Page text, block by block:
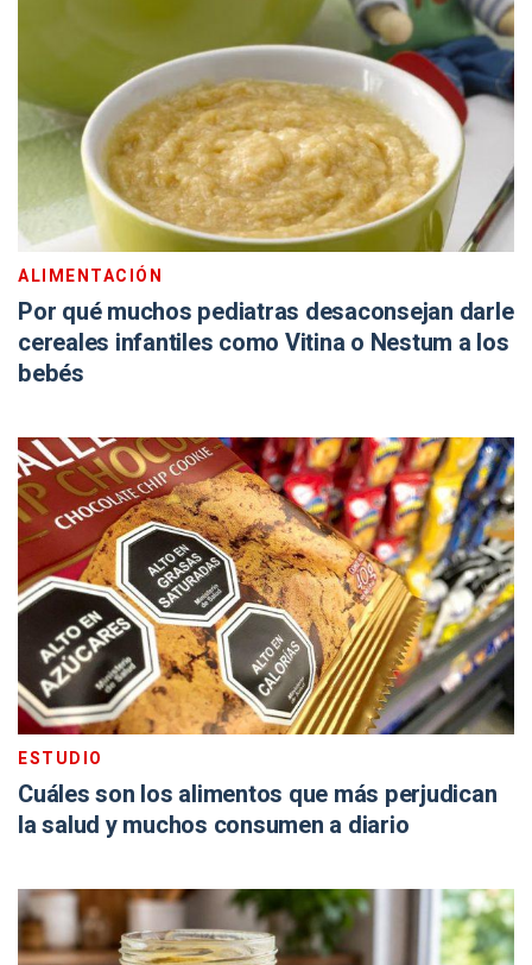
ALIMENTACIÓN
Por qué muchos pediatras desaconsejan darle
cereales infantiles como Vitina o Nestum a los
bebés
ESTUDIO
Cuáles son los alimentos que más perjudican
la salud y muchos consumen a diario